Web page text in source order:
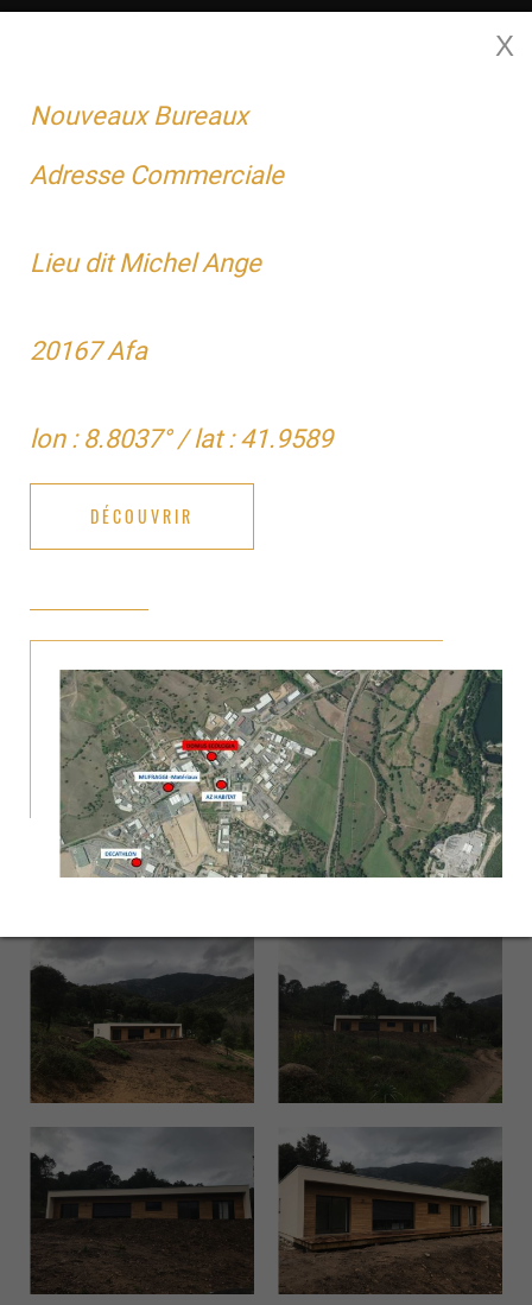
X
Nouveaux Bureaux
Adresse Commerciale
Lieu dit Michel Ange
20167 Afa
lon : 8.8037° / lat : 41.9589
DÉCOUVRIR
suite parentale avec dressing et salle de bains
Cellier
Wc independant
Salle de bains avec baignoire
2 Chambres avec dressing
photos interieurs prochainement